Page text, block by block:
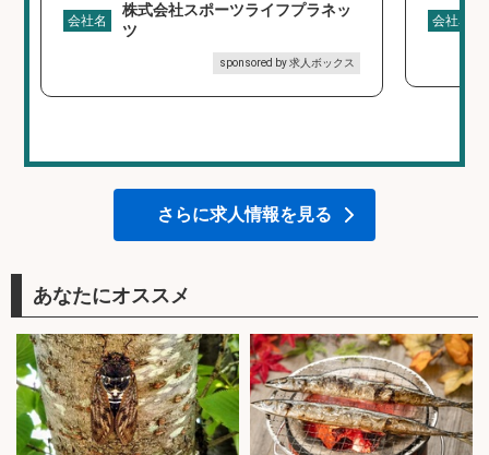
会社名
株式会社スポーツライフプラネッ
ツ
sponsored by 求人ボックス
会社名
さらに求人情報を見る
あなたにオススメ